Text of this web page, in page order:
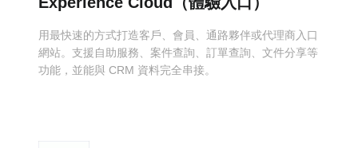
用最快速的方式打造客戶、會員、通路夥伴或代理商入口
網站。支援自助服務、案件查詢、訂單查詢、文件分享等
功能，並能與 CRM 資料完全串接。